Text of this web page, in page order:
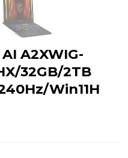
AI A2XWIG-
32GB/2TB
Win11H